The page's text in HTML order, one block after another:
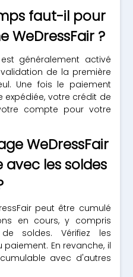
faut-il pour
WeDressFair ?
généralement activé
de la première
Une fois le paiement
votre crédit de
compte pour votre
WeDressFair
les soldes
peut être cumulé
en cours, y compris
soldes. Vérifiez les
En revanche, il
avec d'autres